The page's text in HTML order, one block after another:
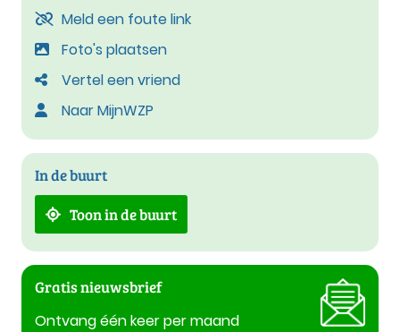
Meld een foute link
Foto's plaatsen
Vertel een vriend
Naar MijnWZP
In de buurt
Toon in de buurt
Gratis nieuwsbrief
Ontvang één keer per maand